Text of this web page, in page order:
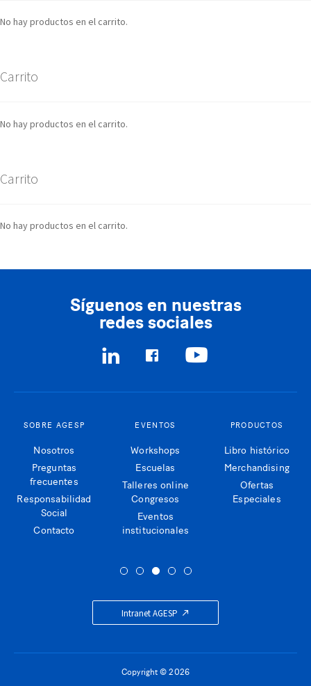
No hay productos en el carrito.
Carrito
No hay productos en el carrito.
Carrito
No hay productos en el carrito.
Síguenos en nuestras
redes sociales
SOBRE AGESP
Nosotros
Preguntas
frecuentes
Responsabilidad
Social
Contacto
EVENTOS
Workshops
Escuelas
Talleres online
Congresos
Eventos
institucionales
PRODUCTOS
Libro histórico
Merchandising
Ofertas
Especiales
Intranet AGESP
Copyright © 2026